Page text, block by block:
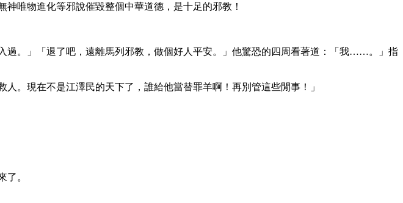
唯物進化等邪說催毀整個中華道德，是十足的邪教！
過。」「退了吧，遠離馬列邪教，做個好人平安。」他驚恐的四周看著道：「我……。」指
。現在不是江澤民的天下了，誰給他當替罪羊啊！再別管這些閒事！」
了。